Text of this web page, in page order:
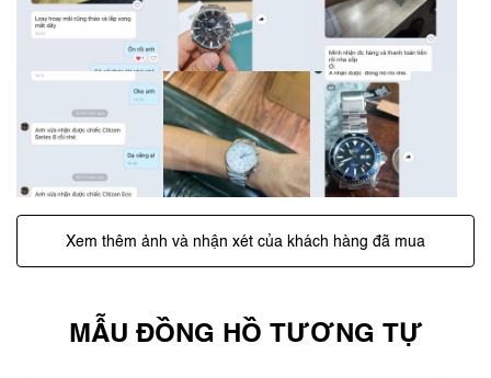
Xem thêm ảnh và nhận xét của khách hàng đã mua
MẪU ĐỒNG HỒ TƯƠNG TỰ